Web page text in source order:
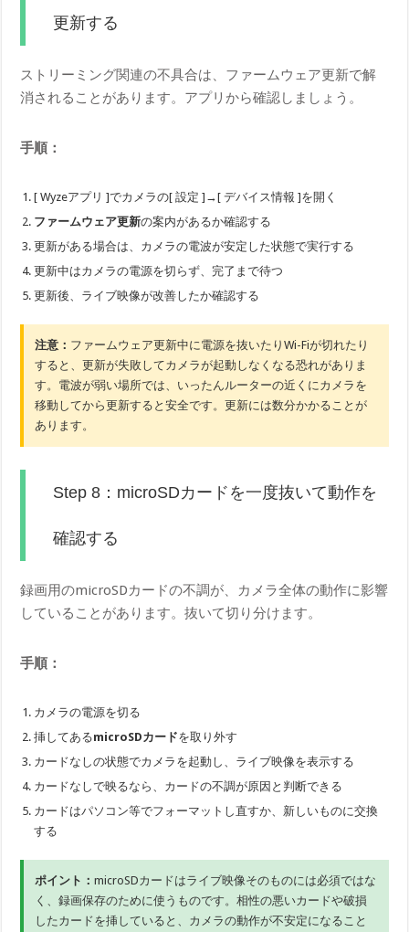
更新する
ストリーミング関連の不具合は、ファームウェア更新で解
消されることがあります。アプリから確認しましょう。
手順：
[ Wyzeアプリ ]でカメラの[ 設定 ]→[ デバイス情報 ]を開く
ファームウェア更新の案内があるか確認する
更新がある場合は、カメラの電波が安定した状態で実行する
更新中はカメラの電源を切らず、完了まで待つ
更新後、ライブ映像が改善したか確認する
注意： ファームウェア更新中に電源を抜いたりWi-Fiが切れたり
すると、更新が失敗してカメラが起動しなくなる恐れがありま
す。電波が弱い場所では、いったんルーターの近くにカメラを
移動してから更新すると安全です。更新には数分かかることが
あります。
Step 8：microSDカードを一度抜いて動作を
確認する
録画用のmicroSDカードの不調が、カメラ全体の動作に影響
していることがあります。抜いて切り分けます。
手順：
カメラの電源を切る
挿してあるmicroSDカードを取り外す
カードなしの状態でカメラを起動し、ライブ映像を表示する
カードなしで映るなら、カードの不調が原因と判断できる
カードはパソコン等でフォーマットし直すか、新しいものに交換
する
ポイント：microSDカードはライブ映像そのものには必須ではな
く、録画保存のために使うものです。相性の悪いカードや破損
したカードを挿していると、カメラの動作が不安定になること